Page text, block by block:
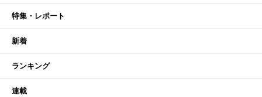
特集・レポート
新着
ランキング
連載